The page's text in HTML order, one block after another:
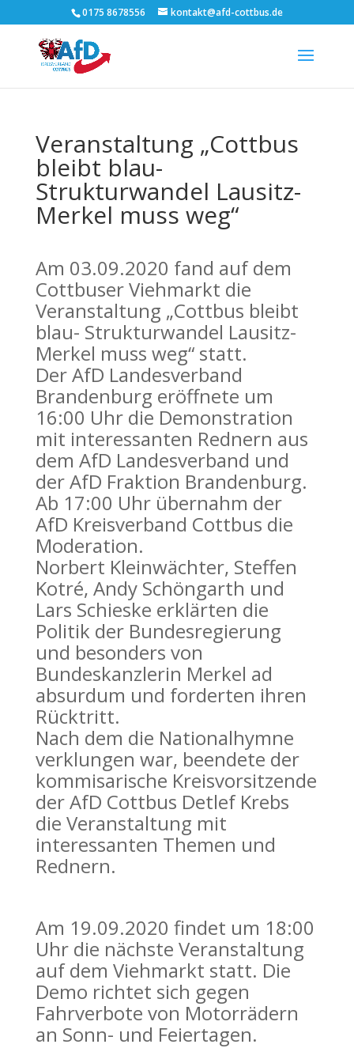
0175 8678556 kontakt@afd-cottbus.de
Veranstaltung „Cottbus
bleibt blau-
Strukturwandel Lausitz-
Merkel muss weg“
Am 03.09.2020 fand auf dem
Cottbuser Viehmarkt die
Veranstaltung „Cottbus bleibt
blau- Strukturwandel Lausitz-
Merkel muss weg“ statt.
Der AfD Landesverband
Brandenburg eröffnete um
16:00 Uhr die Demonstration
mit interessanten Rednern aus
dem AfD Landesverband und
der AfD Fraktion Brandenburg.
Ab 17:00 Uhr übernahm der
AfD Kreisverband Cottbus die
Moderation.
Norbert Kleinwächter, Steffen
Kotré, Andy Schöngarth und
Lars Schieske erklärten die
Politik der Bundesregierung
und besonders von
Bundeskanzlerin Merkel ad
absurdum und forderten ihren
Rücktritt.
Nach dem die Nationalhymne
verklungen war, beendete der
kommisarische Kreisvorsitzende
der AfD Cottbus Detlef Krebs
die Veranstaltung mit
interessanten Themen und
Rednern.
Am 19.09.2020 findet um 18:00
Uhr die nächste Veranstaltung
auf dem Viehmarkt statt. Die
Demo richtet sich gegen
Fahrverbote von Motorrädern
an Sonn- und Feiertagen.